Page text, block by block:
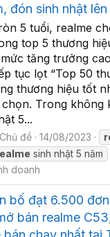
đón sinh nhật
5 tuổi, realme
top 5 thương
tăng trưởng
tục lọt “Top 50
thương hiệu tốt
Trong không
5...
Chủ đề 14/08/2023
sinh nhật 5 năm
doanh
bố đạt 6.500
bán realme